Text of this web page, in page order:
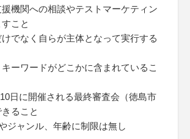
機関への相談やテストマーケティン
こと
でなく自らが主体となって実行する
ーワードがどこかに含まれているこ
日に開催される最終審査会（徳島市
ること
ジャンル、年齢に制限は無し